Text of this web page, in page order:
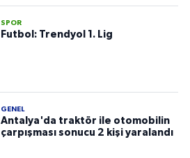
SPOR
Futbol: Trendyol 1. Lig
GENEL
Antalya'da traktör ile otomobilin
çarpışması sonucu 2 kişi yaralandı